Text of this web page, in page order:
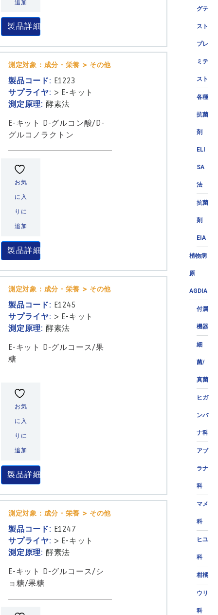
グテ
スト
プレ
ミテ
スト
各種
抗菌
剤
ELI
SA
法
抗菌
剤
EIA
植物病
原
AGDIA
付属
機器
細
菌/
真菌
ヒガ
ンバ
ナ科
アブ
ラナ
科
マメ
科
ヒユ
科
柑橘
ウリ
科
追加
製品詳細
測定対象：成分・栄養 > その他
製品コード: E1223
サプライヤ: > E-キット
測定原理: 酵素法
E-キット D-グルコン酸/D-
グルコノラクトン
お気
に入
りに
追加
製品詳細
測定対象：成分・栄養 > その他
製品コード: E1245
サプライヤ: > E-キット
測定原理: 酵素法
E-キット D-グルコース/果
糖
お気
に入
りに
追加
製品詳細
測定対象：成分・栄養 > その他
製品コード: E1247
サプライヤ: > E-キット
測定原理: 酵素法
E-キット D-グルコース/シ
ョ糖/果糖